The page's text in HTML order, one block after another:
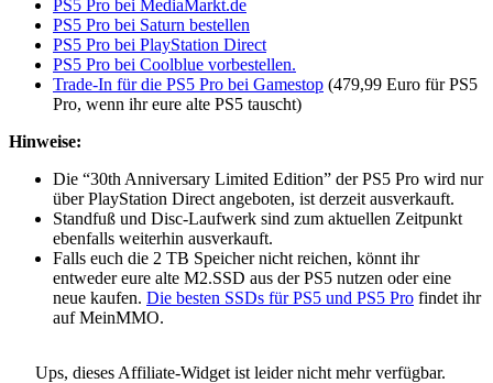
PS5 Pro bei MediaMarkt.de
PS5 Pro bei Saturn bestellen
PS5 Pro bei PlayStation Direct
PS5 Pro bei Coolblue vorbestellen.
Trade-In für die PS5 Pro bei Gamestop (479,99 Euro für PS5
Pro, wenn ihr eure alte PS5 tauscht)
Hinweise:
Die “30th Anniversary Limited Edition” der PS5 Pro wird nur
über PlayStation Direct angeboten, ist derzeit ausverkauft.
Standfuß und Disc-Laufwerk sind zum aktuellen Zeitpunkt
ebenfalls weiterhin ausverkauft.
Falls euch die 2 TB Speicher nicht reichen, könnt ihr
entweder eure alte M2.SSD aus der PS5 nutzen oder eine
neue kaufen. Die besten SSDs für PS5 und PS5 Pro findet ihr
auf MeinMMO.
Ups, dieses Affiliate-Widget ist leider nicht mehr verfügbar.